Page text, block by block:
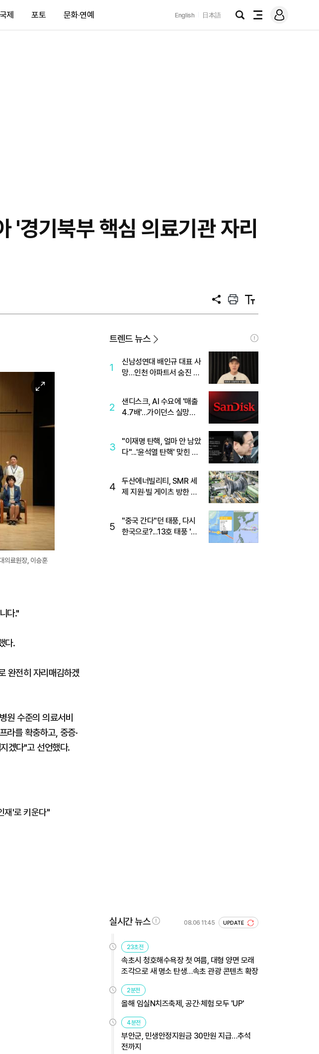
국제 포토 문화·연예 English 日本語
검
전
메
그
'경기북부 핵심 의료기관 자리
공
프
트
텍
트
이
지
의료원장, 이승훈
다."
다.
완전히 자리매김하겠
원 수준의 의료서비
라를 확충하고, 중증·
겠다"고 선언했다.
재'로 키운다"
트렌드 뉴스
1
신남성연대 배인규 대표 사
망…인천 아파트서 숨진 채
2
샌디스크, AI 수요에 '매출
4.7배'…가이던스 실망에
3
"이재명 탄핵, 얼마 안 남았
다"...'윤석열 탄핵' 맞힌 무
4
두산에너빌리티, SMR 세
제 지원·빌 게이츠 방한 기
5
"중국 간다"던 태풍, 다시
한국으로?...13호 태풍 '돌
실시간 뉴스 08.06 11:45 UPDATE
23초전
속초시 청호해수욕장 첫 여름, 대형 양면 모래
조각으로 새 명소 탄생…속초 관광 콘텐츠 확장
2분전
올해 임실N치즈축제, 공간·체험 모두 'UP'
4분전
부안군, 민생안정지원금 30만원 지급…추석
전까지